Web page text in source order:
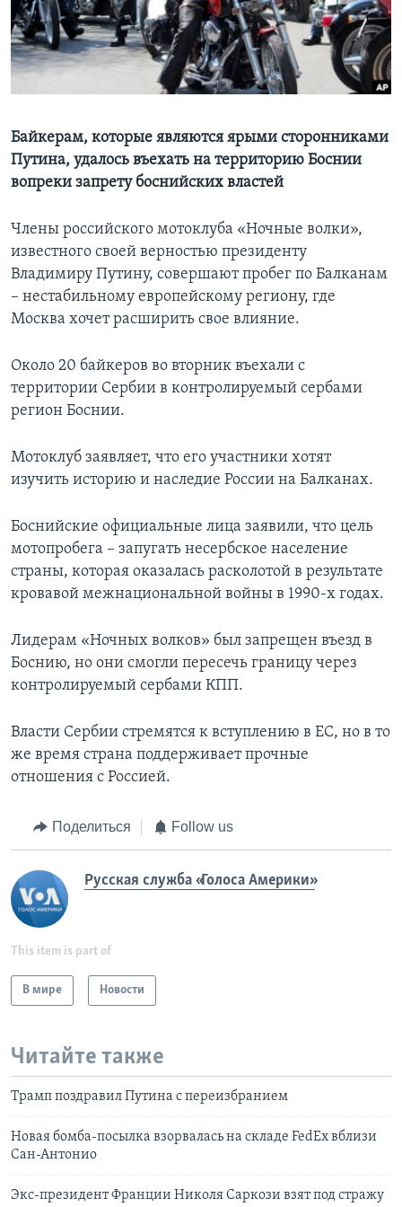
Learning English
Языки
Байкерам, которые являются ярыми сторонниками
Путина, удалось въехать на территорию Боснии
вопреки запрету боснийских властей
Члены российского мотоклуба «Ночные волки»,
известного своей верностью президенту
Владимиру Путину, совершают пробег по Балканам
– нестабильному европейскому региону, где
Москва хочет расширить свое влияние.
Около 20 байкеров во вторник въехали с
территории Сербии в контролируемый сербами
регион Боснии.
Мотоклуб заявляет, что его участники хотят
изучить историю и наследие России на Балканах.
Боснийские официальные лица заявили, что цель
мотопробега – запугать несербское население
страны, которая оказалась расколотой в результате
кровавой межнациональной войны в 1990-х годах.
Лидерам «Ночных волков» был запрещен въезд в
Боснию, но они смогли пересечь границу через
контролируемый сербами КПП.
Власти Сербии стремятся к вступлению в ЕС, но в то
же время страна поддерживает прочные
отношения с Россией.
Поделиться Follow us
Русская служба «Голоса Америки»
This item is part of
В мире Новости
Читайте также
Трамп поздравил Путина с переизбранием
Новая бомба-посылка взорвалась на складе FedEx вблизи
Сан-Антонио
Экс-президент Франции Николя Саркози взят под стражу